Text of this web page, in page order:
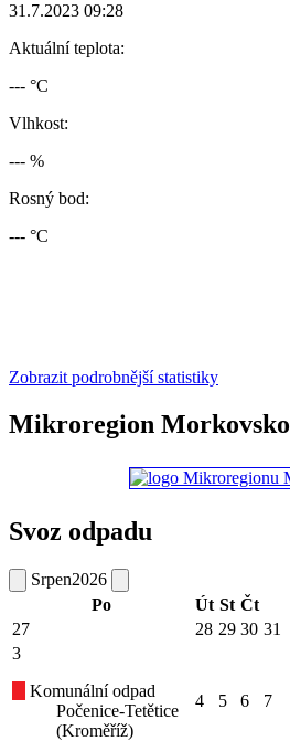
31.7.2023 09:28
Aktuální teplota:
--- °C
Vlhkost:
--- %
Rosný bod:
--- °C
Zobrazit podrobnější statistiky
Mikroregion Morkovsko
Svoz odpadu
Srpen2026
Po
Út St Čt
27
28 29 30 31
3
Komunální odpad
Počenice-Tetětice
(Kroměříž)
4 5 6 7